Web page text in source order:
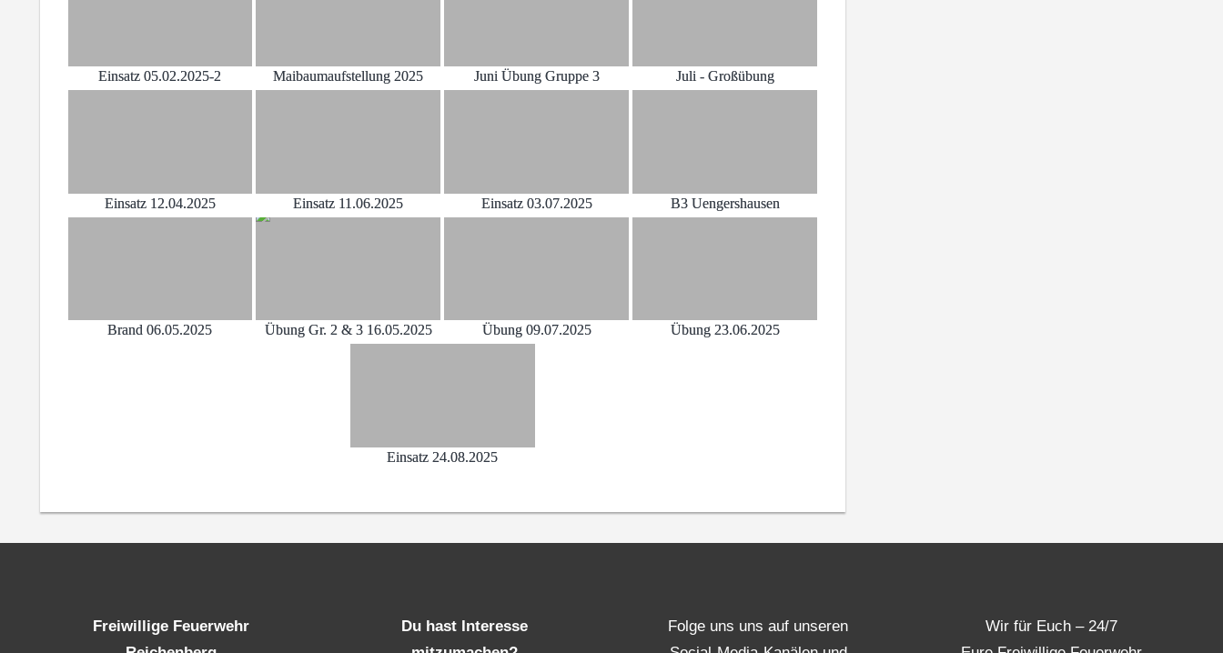
Einsatz 05.02.2025-2 Maibaumaufstellung 2025 Juni Übung Gruppe 3 Juli - Großübung
Einsatz 12.04.2025 Einsatz 11.06.2025 Einsatz 03.07.2025 B3 Uengershausen
Brand 06.05.2025 Übung Gr. 2 & 3 16.05.2025 Übung 09.07.2025 Übung 23.06.2025
Einsatz 24.08.2025
Freiwillige Feuerwehr
Du hast Interesse
Folge uns uns auf unseren
Wir für Euch – 24/7